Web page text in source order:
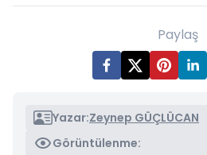
Paylaş
Yazar:Zeynep GÜÇLÜCAN
Görüntülenme: